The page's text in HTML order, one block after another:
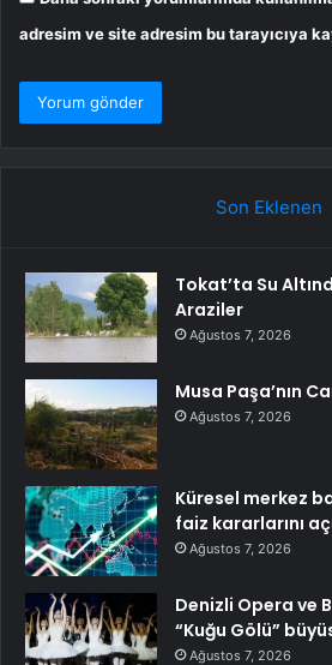
adresim ve site adresim bu tarayıcıya
Son Eklenen
Tokat’ta Su
Araziler
Ağustos 7, 2026
Musa Paşa’nın
Ağustos 7, 2026
Küresel merkez
faiz kararlarını
Ağustos 7, 2026
Denizli Opera ve
“Kuğu Gölü”
Ağustos 7, 2026